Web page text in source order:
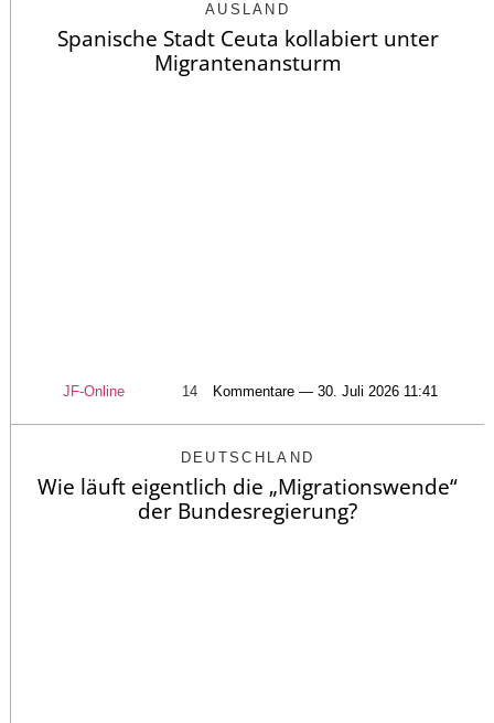
AUSLAND
Spanische Stadt Ceuta kollabiert unter
Migrantenansturm
JF-Online 14 Kommentare — 30. Juli 2026 11:41
DEUTSCHLAND
Wie läuft eigentlich die „Migrationswende“
der Bundesregierung?